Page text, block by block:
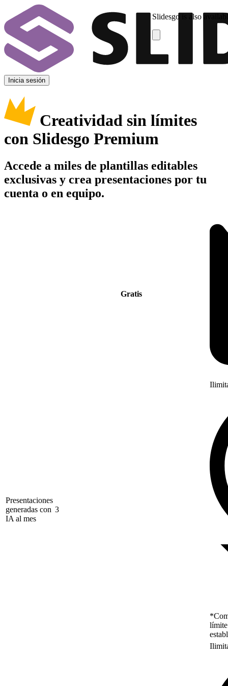
Slidesgo is also
Inicia sesión
Creatividad sin límites
con Slidesgo Premium
Accede a miles de plantillas editables
exclusivas y crea presentaciones por tu
cuenta o en equipo.
Gratis
Presentaciones
generadas con
IA al mes
3